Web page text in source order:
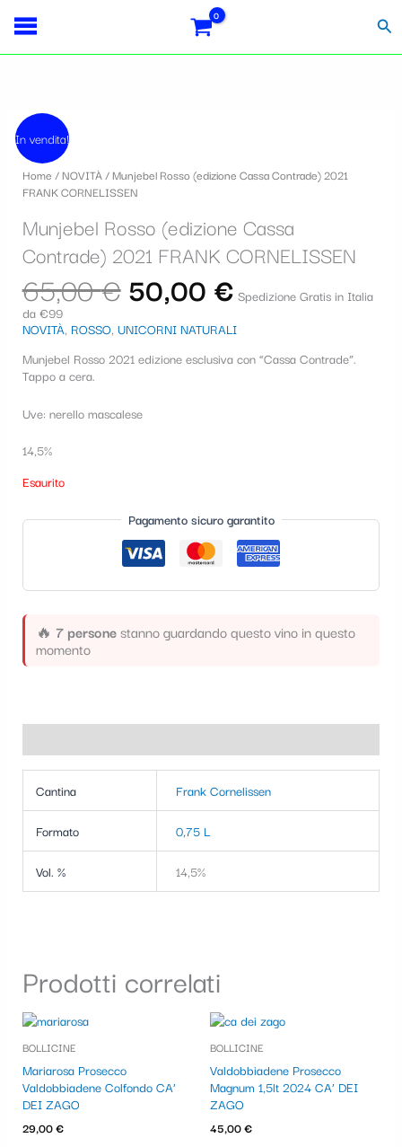
contenuto
In vendita!
Home /NOVITÀ/ Munjebel Rosso (edizione Cassa Contrade) 2021
FRANK CORNELISSEN
Munjebel Rosso (edizione Cassa
Contrade) 2021 FRANK CORNELISSEN
65,00€
originale
era:
65,00 €.
50,00 €
attuale
è:50,00 €.
Spedizione Gratis in Italia
da €99
NOVITÀ, ROSSO, UNICORNI NATURALI
Munjebel Rosso 2021 edizione esclusiva con “Cassa Contrade”.
Tappo a cera.
Uve: nerello mascalese
14,5%
Esaurito
Pagamento sicuro garantito
🔥 7 personestanno guardando questo vino in questo
momento
Cantina Frank Cornelissen
Formato 0,75 L
Vol. % 14,5%
Prodotti correlati
BOLLICINE
Mariarosa Prosecco
Valdobbiadene Colfondo CA’
DEI ZAGO
29,00€
BOLLICINE
Valdobbiadene Prosecco
Magnum 1,5lt 2024 CA’ DEI
ZAGO
45,00€
S
z
i
o
n
a
c
a
t
e
a
fiscale:
Carrello: